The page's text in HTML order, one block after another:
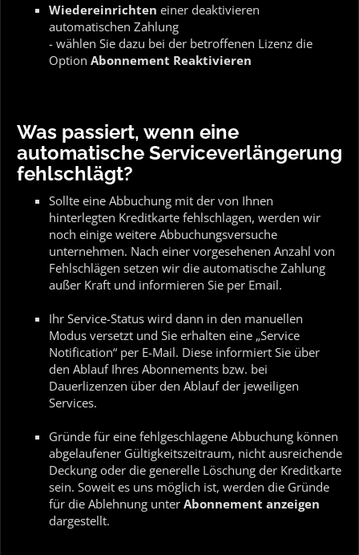
Wiedereinrichten einer deaktivieren
automatischen Zahlung
- wählen Sie dazu bei der betroffenen Lizenz die
Option Abonnement Reaktivieren
Was passiert, wenn eine
automatische Serviceverlängerung
fehlschlägt?
Sollte eine Abbuchung mit der von Ihnen
hinterlegten Kreditkarte fehlschlagen, werden wir
noch einige weitere Abbuchungsversuche
unternehmen. Nach einer vorgesehenen Anzahl von
Fehlschlägen setzen wir die automatische Zahlung
außer Kraft und informieren Sie per Email.
Ihr Service-Status wird dann in den manuellen
Modus versetzt und Sie erhalten eine „Service
Notification“ per E-Mail. Diese informiert Sie über
den Ablauf Ihres Abonnements bzw. bei
Dauerlizenzen über den Ablauf der jeweiligen
Services.
Gründe für eine fehlgeschlagene Abbuchung können
abgelaufener Gültigkeitszeitraum, nicht ausreichende
Deckung oder die generelle Löschung der Kreditkarte
sein. Soweit es uns möglich ist, werden die Gründe
für die Ablehnung unter Abonnement anzeigen
dargestellt.